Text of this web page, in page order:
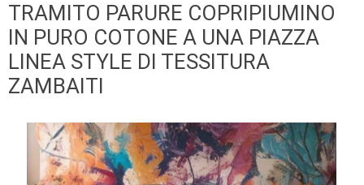
CUCINA
INTIMO
MARE
OUTLET
BRAND
TRAMITO PARURE COPRIPIUMINO
IN PURO COTONE A UNA PIAZZA
LINEA STYLE DI TESSITURA
ZAMBAITI